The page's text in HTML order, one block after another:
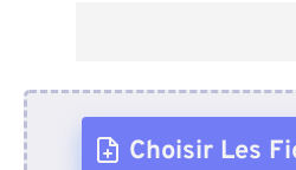
Choisir Les